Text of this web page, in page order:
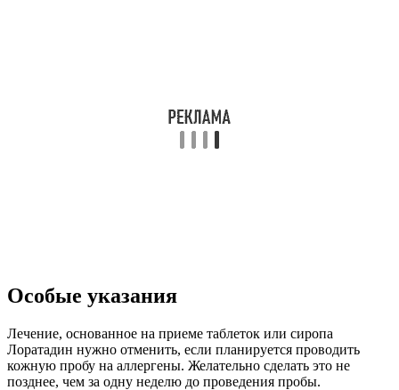
Особые указания
Лечение, основанное на приеме таблеток или сиропа
Лоратадин нужно отменить, если планируется проводить
кожную пробу на аллергены. Желательно сделать это не
позднее, чем за одну неделю до проведения пробы.